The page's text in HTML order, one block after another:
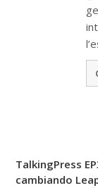
TalkingPress
cambiando